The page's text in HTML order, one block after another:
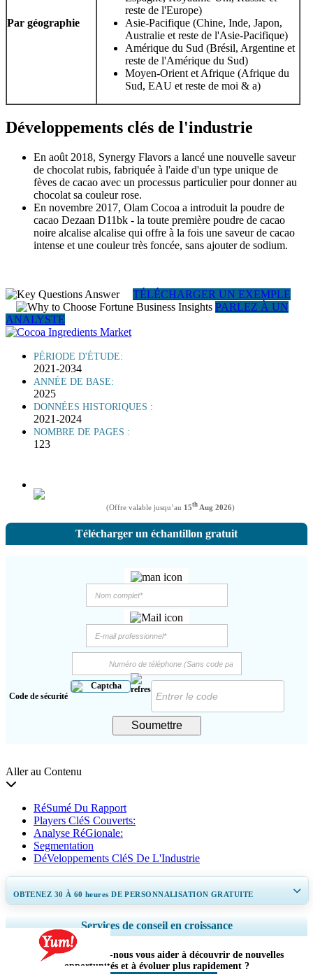
Par géographie
reste de l'Europe)
Asie-Pacifique (Chine, Inde, Japon,
Australie et reste de l'Asie-Pacifique)
Amérique du Sud (Brésil, Argentine et
reste de l'Amérique du Sud)
Moyen-Orient et Afrique (Afrique du
Sud, EAU et reste de moi & a)
Développements clés de l'industrie
En août 2018, Synergy Flavors a lancé une nouvelle saveur
de chocolat rubis, fabriquée à l'aide d'un type unique de
fèves de cacao avec un processus particulier pour donner au
chocolat sa couleur rose.
En novembre 2017, Olam Cocoa a introduit la poudre de
cacao Dezaan D11bk - la toute première poudre de cacao
noire alcalise alcalise qui offre à la fois une saveur de cacao
intense et une couleur très foncée, sans ajouter de sodium.
TÉLÉCHARGER UN EXEMPLE
PARLEZ À UN
ANALYSTE
PÉRIODE D'ÉTUDE:
2021-2034
ANNÉE DE BASE:
2025
DONNÉES HISTORIQUES :
2021-2024
NOMBRE DE PAGES :
123
(Offre valable jusqu’au 15th Aug 2026)
Télécharger un échantillon gratuit
Code de sécurité
Soumettre
Aller au Contenu
RéSumé Du Rapport
Players CléS Couverts:
Analyse RéGionale:
Segmentation
DéVeloppements CléS De L'Industrie
OBTENEZ 30 À 60heures DE PERSONNALISATION GRATUITE
Ampliar a cobertura regional e por país, Análise de segmentos, Perfis de
empresas, Benchmarking competitivo, e insights sobre o usuário final.
Personnaliser maintenant
Services de conseil en croissance
Comment pouvons-nous vous aider à découvrir de nouvelles
opportunités et à évoluer plus rapidement ?